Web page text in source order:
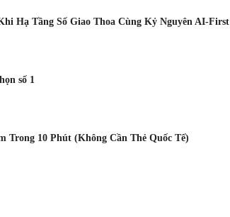
Hạ Tầng Số Giao Thoa Cùng Kỷ Nguyên AI-First
số 1
Trong 10 Phút (Không Cần Thẻ Quốc Tế)